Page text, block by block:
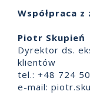
Współpraca z
Piotr Skupień
Dyrektor ds.
klientów
tel.: +48 724
e-mail: